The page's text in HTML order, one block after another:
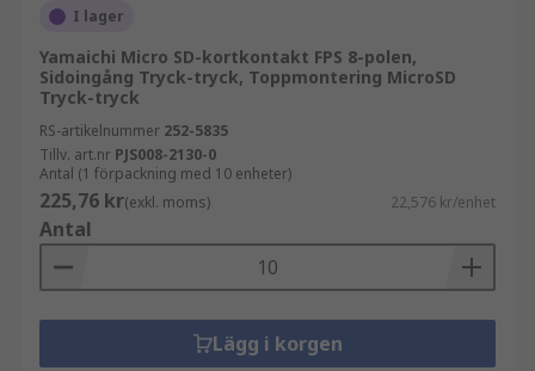
I lager
Yamaichi Micro SD-kortkontakt FPS 8-polen,
Sidoingång Tryck-tryck, Toppmontering MicroSD
Tryck-tryck
RS-artikelnummer 252-5835
Tillv. art.nr PJS008-2130-0
Antal (1 förpackning med 10 enheter)
225,76 kr(exkl. moms) 22,576 kr/enhet
Antal
Lägg i korgen